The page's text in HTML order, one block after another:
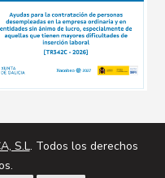
S.L. Todos los derechos